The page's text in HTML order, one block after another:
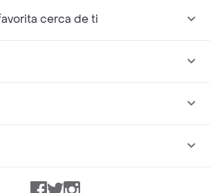
cerca de ti
Facebook
TwitterInstagram